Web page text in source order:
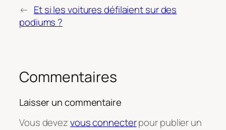
← Et si les voitures défilaient sur des
podiums ?
Commentaires
Laisser un commentaire
Vous devezvous connecterpour publier un